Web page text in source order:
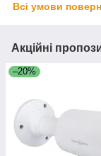
Всі умови
Акційні
–20%